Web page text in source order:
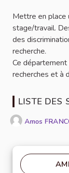
Mettre en place
stage/travail.
des
recherche.
Ce
recherches et à
LISTE DES
Amos